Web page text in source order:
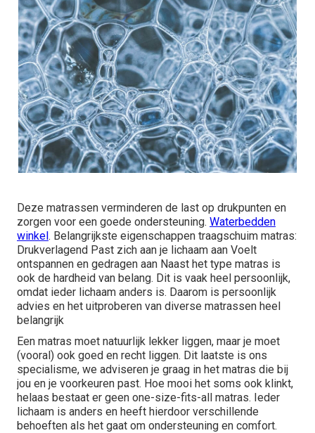
Deze matrassen verminderen de last op drukpunten en
zorgen voor een goede ondersteuning. Waterbedden
winkel. Belangrijkste eigenschappen traagschuim matras:
Drukverlagend Past zich aan je lichaam aan Voelt
ontspannen en gedragen aan Naast het type matras is
ook de hardheid van belang. Dit is vaak heel persoonlijk,
omdat ieder lichaam anders is. Daarom is persoonlijk
advies en het uitproberen van diverse matrassen heel
belangrijk
Een matras moet natuurlijk lekker liggen, maar je moet
(vooral) ook goed en recht liggen. Dit laatste is ons
specialisme, we adviseren je graag in het matras die bij
jou en je voorkeuren past. Hoe mooi het soms ook klinkt,
helaas bestaat er geen one-size-fits-all matras. Ieder
lichaam is anders en heeft hierdoor verschillende
behoeften als het gaat om ondersteuning en comfort.